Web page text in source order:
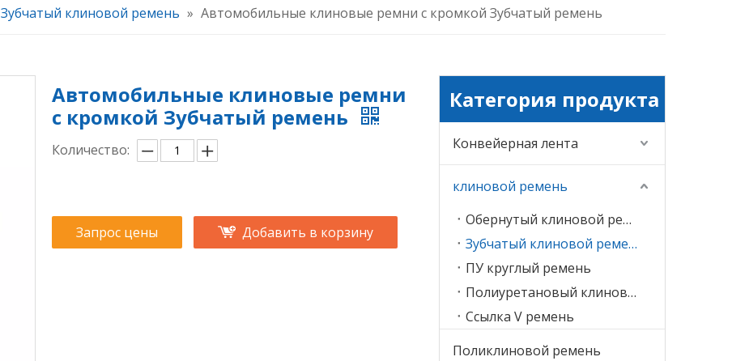
Зубчатый клиновой ремень » Автомобильные клиновые ремни с кромкой Зубчатый ремень
Автомобильные клиновые ремни
с кромкой Зубчатый ремень
Количество:
Запрос цены Добавить в корзину
Категория продукта
Конвейерная лента
клиновой ремень
Обернутый клиновой ремень
Зубчатый клиновой ремень
ПУ круглый ремень
Полиуретановый клиновой ремень
Ссылка V ремень
Поликлиновой ремень